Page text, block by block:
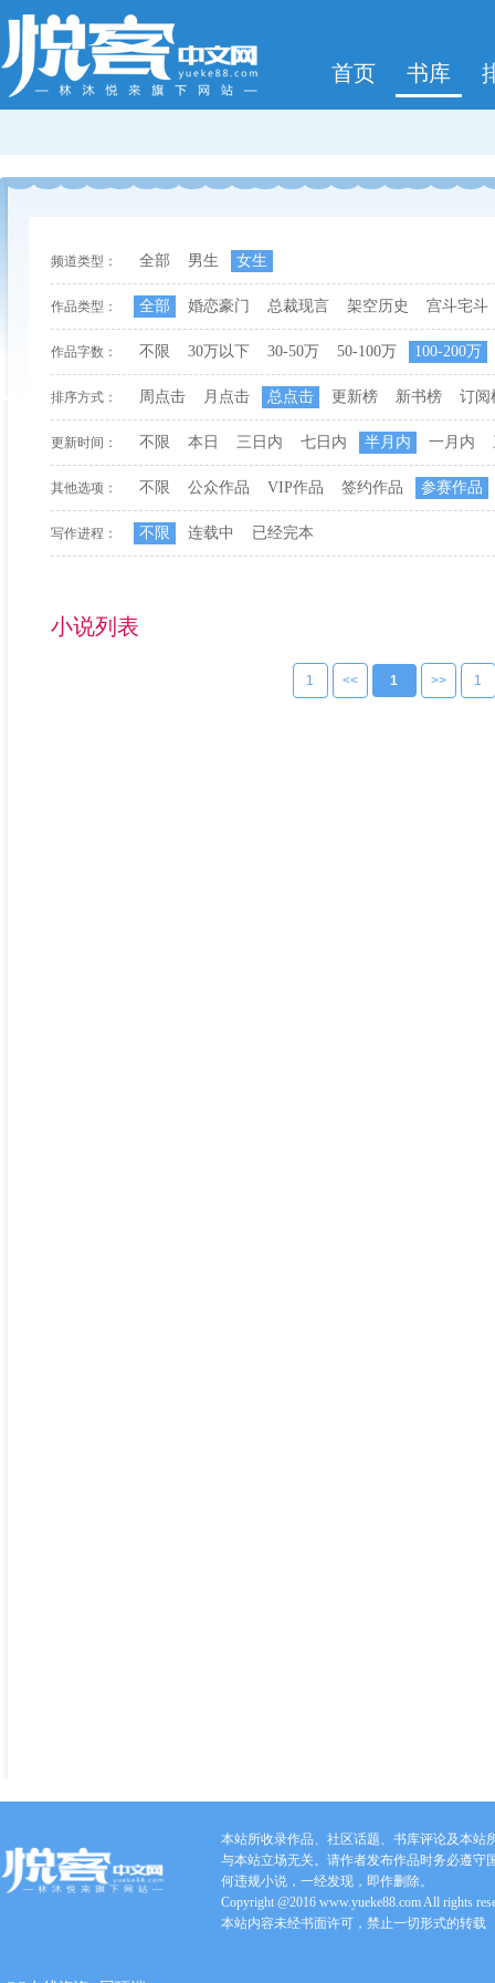
首页 书库
频道类型： 全部 男生 女生
作品类型： 全部 婚恋豪门 总裁现言 架空历史 宫斗宅斗
作品字数： 不限 30万以下 30-50万 50-100万 100-200万
排序方式： 周点击 月点击 总点击 更新榜 新书榜 订阅
更新时间： 不限 本日 三日内 七日内 半月内 一月内
其他选项： 不限 公众作品 VIP作品 签约作品 参赛作品
写作进程： 不限 连载中 已经完本
小说列表
1 << 1 >> 1
本站所收录作品、社区话题、书库评论及本站
与本站立场无关。请作者发布作品时务必遵守
何违规小说，一经发现，即作删除。
Copyright @2016 www.yueke88.com All rights
本站内容未经书面许可，禁止一切形式的转载